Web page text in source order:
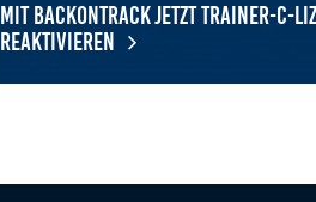
Mit BackOnTrack jetzt Trainer-C-
reaktivieren